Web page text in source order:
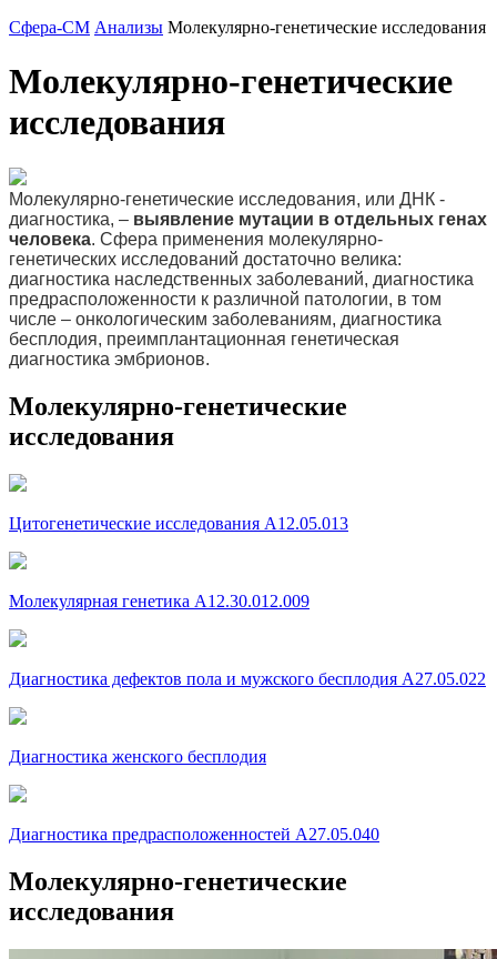
Сфера-СМ Анализы Молекулярно-генетические исследования
Молекулярно-генетические
исследования
Молекулярно-генетические исследования, или ДНК -
диагностика, – выявление мутации в отдельных генах
человека. Сфера применения молекулярно-
генетических исследований достаточно велика:
диагностика наследственных заболеваний, диагностика
предрасположенности к различной патологии, в том
числе – онкологическим заболеваниям, диагностика
бесплодия, преимплантационная генетическая
диагностика эмбрионов.
Молекулярно-генетические
исследования
Цитогенетические исследования A12.05.013
Молекулярная генетика A12.30.012.009
Диагностика дефектов пола и мужского бесплодия A27.05.022
Диагностика женского бесплодия
Диагностика предрасположенностей A27.05.040
Молекулярно-генетические
исследования